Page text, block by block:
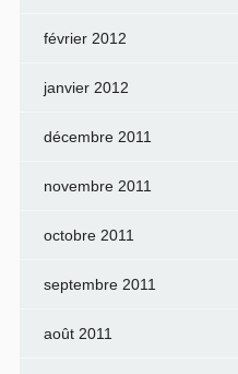
février 2012
janvier 2012
décembre 2011
novembre 2011
octobre 2011
septembre 2011
août 2011